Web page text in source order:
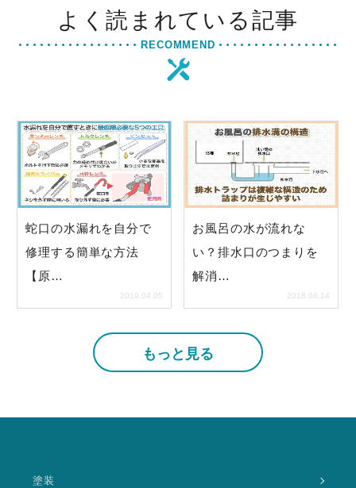
よく読まれている記事
RECOMMEND
蛇口の水漏れを自分で
修理する簡単な方法
【原…
2019.04.05
お風呂の水が流れな
い？排水口のつまりを
解消…
2018.06.14
もっと見る
塗装